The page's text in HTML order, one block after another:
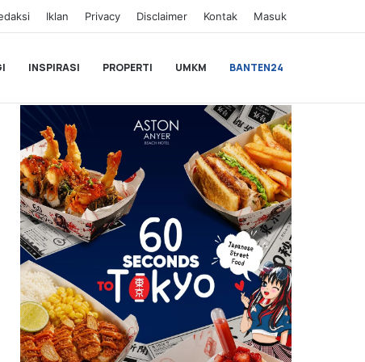
Iklan Privacy Disclaimer Kontak Masuk
INSPIRASI PROPERTI UMKM BANTEN24